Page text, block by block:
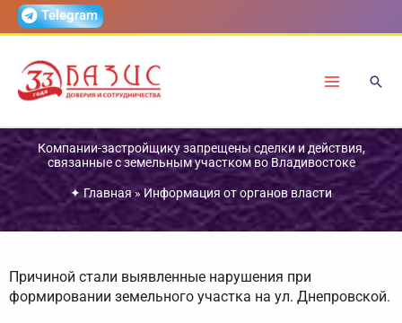
ПерейтиTelegram
Компании-застройщику запрещены сделки и действия,
связанные с земельным участком во Владивостоке
✦ Главная»Информация от органов власти
Причиной стали выявленные нарушения при
формировании земельного участка на ул. Днепровской.